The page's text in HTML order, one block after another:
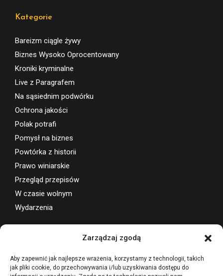
Zarządzaj zgodą
Aby zapewnić jak najlepsze wrażenia, korzystamy z technologii, takich
jak pliki cookie, do przechowywania i/lub uzyskiwania dostępu do
Kategorie
Bareizm ciągle żywy
Biznes Wysoko Oprocentowany
Kroniki kryminalne
Live z Paragrafem
Na sąsiednim podwórku
Ochrona jakości
Polak potrafi
Pomysł na biznes
Powtórka z historii
Prawo winiarskie
Przegląd przepisów
W czasie wolnym
Wydarzenia